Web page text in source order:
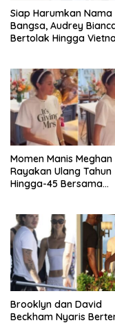
Siap Harumkan Nama
Bangsa, Audrey
Bertolak Hingga
Momen Manis
Rayakan Ulang Tahun
Hingga-45 Bersama
Brooklyn dan David
Beckham Nyaris